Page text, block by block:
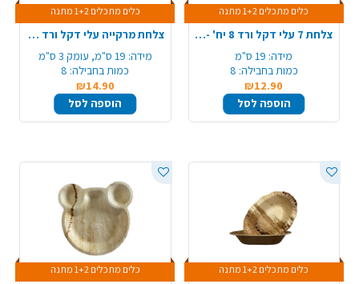
כלים מתכלים 1+2 מתנה
צלחת 7 עלי דקל ורד 8 יח' - קטן
מידה: 19 ס"מ
כמות בחבילה: 8
₪12.90
הוספה לסל
כלים מתכלים 1+2 מתנה
צלחת מרקייה עלי דקל ורד 8 יח' - קטן
מידה: 19 ס"מ, עומק 3 ס"מ
כמות בחבילה: 8
₪14.90
הוספה לסל
כלים מתכלים 1+2 מתנה כלים מתכלים 1+2 מתנה